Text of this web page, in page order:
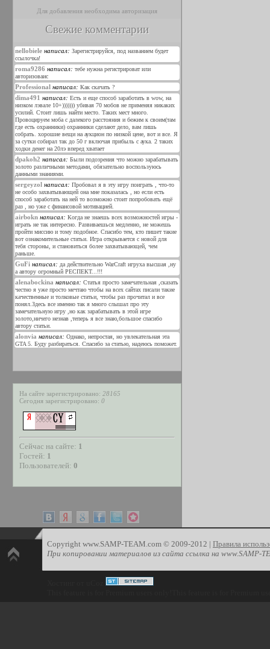
Для добавления необходима авторизация
Свежие комментарии
nellobiele написал: Зарегистрируйся, под названием будет
ссылочка!
roma9286 написал: тебе нужна регистрироват или
авторизоваис
Professional написал: Как скачать ?
dima491 написал: Есть и еще способ заработать в wow, на
низком лэвале 10+))))))) убивая 70 мобов не применяя никаких
усилий. Стоит лишь найти место. Таких мест много.
Провоцируем моба с далекого расстояния и бежим к своим(там
где есть охранники) охранники сделают дело, вам лишь
собрать. хорошие вещи на аукцион по низкой цене, вот и все. Я
за сутки собирал так до 50 г включая прибыль с аука. 2 таких
ходки денег на 20лэ вперед хватает
dpakoh2 написал: Были подозрения что можно зарабатывать
золото различными методами, обязательно воспользуюсь
данными знаниями.
sergeyzol написал: Пробовал я в эту игру поиграть , что-то
не особо захватывающей она мне показалась , но если есть
способ заработать на ней то возможно стоит попробовать ещё
раз , но уже с финансовой мотивацией.
airbokn написал: Когда не знаешь всех возможностей игры -
играть не так интересно. Развиваешься медленно, не можешь
пройти миссию и тому подобное. Спасибо тем, кто пишет такие
вот ознакомительные статьи. Игра открывается с новой для
тебя стороны, и становиться более захватывающей, чем
раньше.
GuFi написал: да действительно WarCraft игруха высшая ,ну
а автору огромный РЕСПЕКТ...!!!
alenabockina написал: Статья просто замечательная ,сказать
честно я уже просто мечтаю чтобы на всех сайтах писали такие
качественные и толковые статьи, чтобы раз прочитал и все
понял.Здесь все именно так я много слышал про эту
замечательную игру ,но как зарабатывать в этой игре
золото,ничего незнав ,теперь я все знаю,большое спасибо
автору статьи.
alonvia написал: Однако, непростая, но увлекательная эта
GTA 5. Буду разбираться. Спасибо за статью, надеюсь поможет.
На сайте зарегистрировано: 28165
Сегодня зарегистрировано: 0
Сейчас на сайте: 1
Гостей: 1
Пользователей: 0
Copyright www.SAMP-TEAM.com © 2009-2012 | Правила
При копировании материалов из сайта ссылка на www.SAMP-